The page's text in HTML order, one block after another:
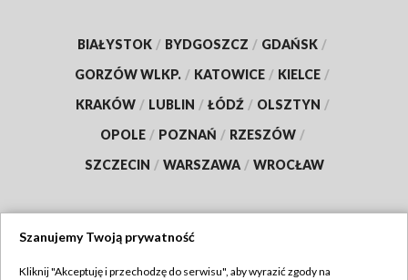
BIAŁYSTOK / BYDGOSZCZ / GDAŃSK /
GORZÓW WLKP. / KATOWICE / KIELCE /
KRAKÓW / LUBLIN / ŁÓDŹ / OLSZTYN /
OPOLE / POZNAŃ / RZESZÓW /
SZCZECIN / WARSZAWA / WROCŁAW
Szanujemy Twoją prywatność
Kliknij "Akceptuję i przechodzę do serwisu", aby wyrazić zgody na